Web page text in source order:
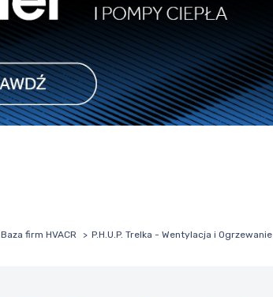
Baza firm HVACR P.H.U.P. Trelka - Wentylacja i Ogrzewanie